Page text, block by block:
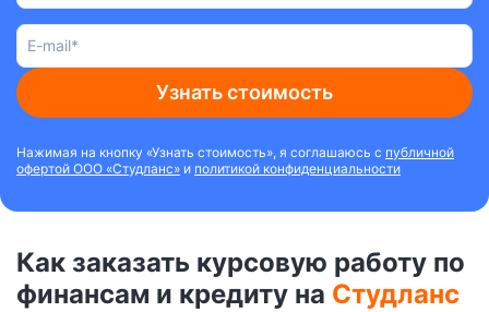
Узнать стоимость
Нажимая на кнопку «Узнать стоимость», я соглашаюсь с публичной
офертой ООО «Студланс» и политикой конфиденциальности
Как заказать курсовую работу по
финансам и кредиту на Студланс